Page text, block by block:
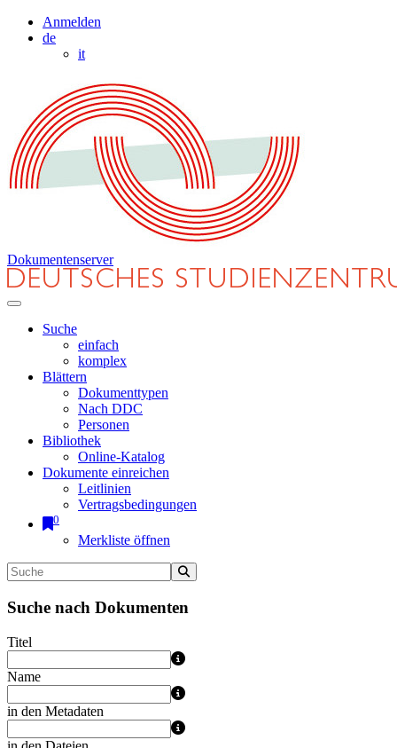
Anmelden
de
it
Dokumentenserver
Suche
einfach
komplex
Blättern
Dokumenttypen
Nach DDC
Personen
Bibliothek
Online-Katalog
Dokumente einreichen
Leitlinien
Vertragsbedingungen
0
Merkliste öffnen
Suche nach Dokumenten
Titel
Name
in den Metadaten